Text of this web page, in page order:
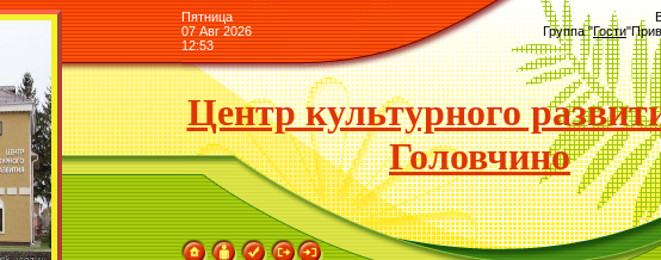
Пятница
07 Авг 2026
12:53
Группа"Гости"
Центр культурного
Головчино